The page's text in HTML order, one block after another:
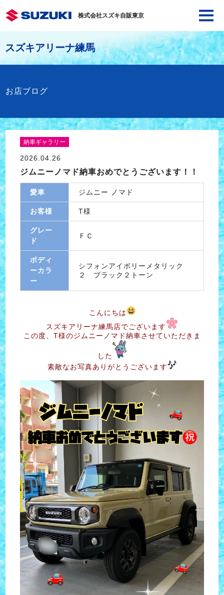
株式会社スズキ自販東京
スズキアリーナ練馬
お店ブログ
納車ギャラリー
2026.04.26
ジムニーノマド納車おめでとうございます！！
愛車 ジムニー ノマド
お客様 T様
グレー
ド
ＦＣ
ボディ
ーカラ
ー
シフォンアイボリーメタリック
２ ブラック２トーン
こんにちは
スズキアリーナ練馬店でございます
この度、T様のジムニーノマド納車させていただきま
した
素敵なお写真ありがとうございます